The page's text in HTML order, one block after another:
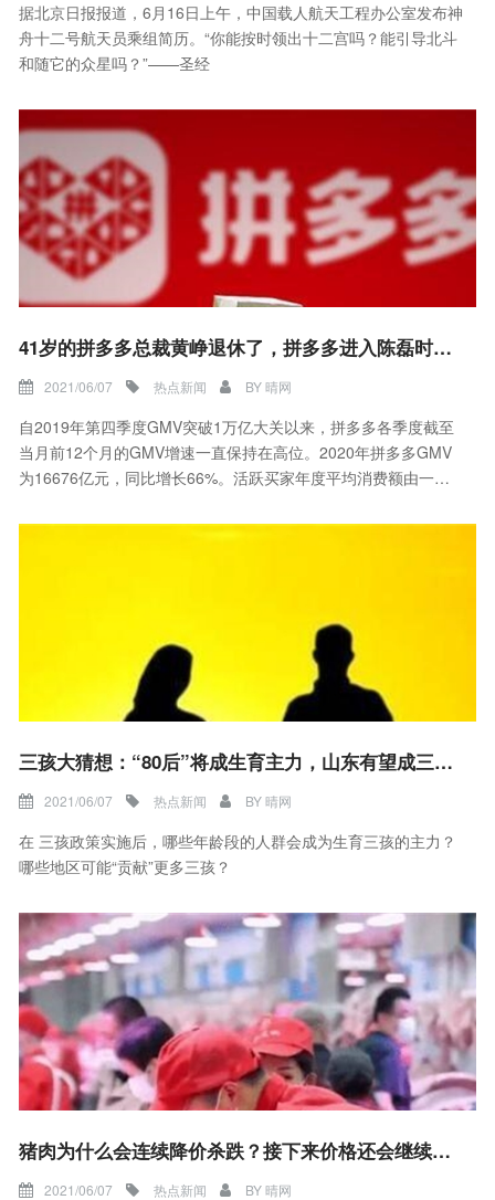
据北京日报报道，6月16日上午，中国载人航天工程办公室发布神
舟十二号航天员乘组简历。“你能按时领出十二宫吗？能引导北斗
和随它的众星吗？”——圣经
41岁的拼多多总裁黄峥退休了，拼多多进入陈磊时代！
2021/06/07 热点新闻 BY晴网
自2019年第四季度GMV突破1万亿大关以来，拼多多各季度截至
当月前12个月的GMV增速一直保持在高位。2020年拼多多GMV
为16676亿元，同比增长66%。活跃买家年度平均消费额由一季
三孩大猜想：“80后”将成生育主力，山东有望成三孩大省
2021/06/07 热点新闻 BY晴网
在 三孩政策实施后，哪些年龄段的人群会成为生育三孩的主力？
哪些地区可能“贡献”更多三孩？
猪肉为什么会连续降价杀跌？接下来价格还会继续往下降吗？
2021/06/07 热点新闻 BY晴网